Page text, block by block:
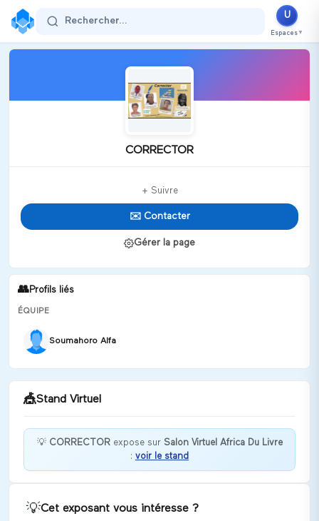
Rechercher...
U
Espaces ▼
CORRECTOR
+ Suivre
✉️ Contacter
Gérer la page
👥Profils liés
ÉQUIPE
Soumahoro Alfa
🎪Stand Virtuel
💡 CORRECTORexpose sur Salon Virtuel Africa Du Livre
: voir le stand
💡Cet exposant vous intéresse ?